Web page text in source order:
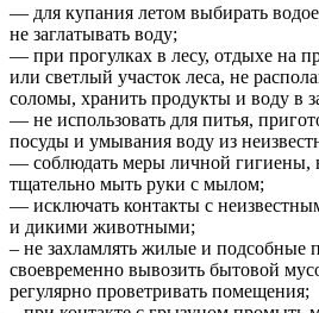
— для купания летом выбирать
не заглатывать воду;
— при прогулках в лесу, отдыхе на
или светлый участок леса, не
соломы, хранить продукты и воду в
— не использовать для питья,
посуды и умывания воду из
— соблюдать меры личной гигиены,
тщательно мыть руки с мылом;
— исключать контакты с
и дикими животными;
– не захламлять жилые и подсобные
своевременно вывозить бытовой
регулярно проветривать помещения;